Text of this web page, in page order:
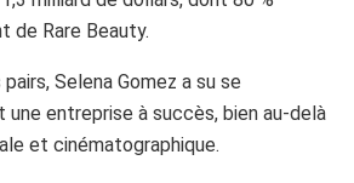
de Rare Beauty.
Selena Gomez a su se
une entreprise à succès, bien au-delà
et cinématographique.